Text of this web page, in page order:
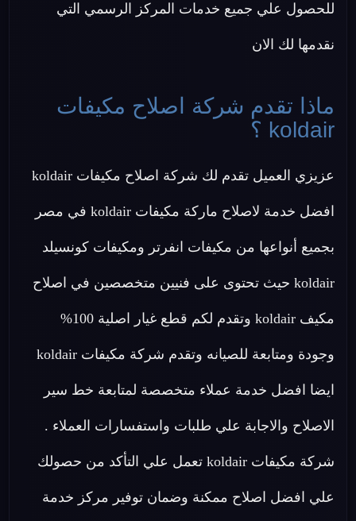
للحصول علي جميع خدمات المركز الرسمي التي
نقدمها لك الان
ماذا تقدم شركة اصلاح مكيفات
koldair ؟
عزيزي العميل تقدم لك شركة اصلاح مكيفات koldair
افضل خدمة لاصلاح ماركة مكيفات koldair في مصر
بجميع أنواعها من مكيفات انفرتر ومكيفات كونسيلد
koldair حيث تحتوى على فنيين متخصصين في اصلاح
مكيف koldair وتقدم لكم قطع غيار اصلية 100%
وجودة ومتابعة للصيانه وتقدم شركة مكيفات koldair
ايضا افضل خدمة عملاء متخصصة لمتابعة خط سير
الاصلاح والاجابة علي طلبات واستفسارات العملاء .
شركة مكيفات koldair تعمل علي التأكد من حصولك
علي افضل اصلاح ممكنة وضمان توفير مركز خدمة